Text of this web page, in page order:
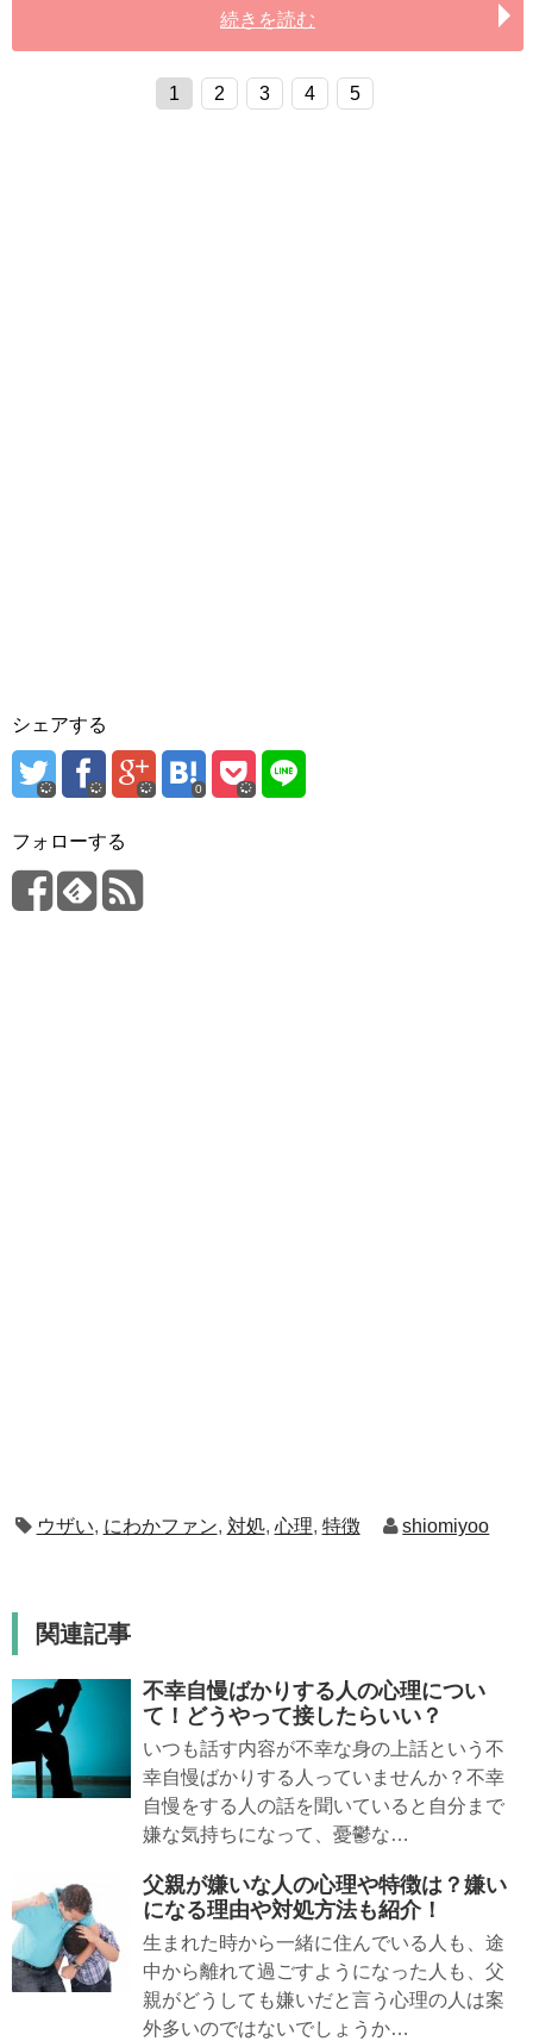
続きを読む
1 2 3 4 5
シェアする
0
フォローする
ウザい, にわかファン, 対処, 心理, 特徴 shiomiyoo
関連記事
不幸自慢ばかりする人の心理につい
て！どうやって接したらいい？
いつも話す内容が不幸な身の上話という不
幸自慢ばかりする人っていませんか？不幸
自慢をする人の話を聞いていると自分まで
嫌な気持ちになって、憂鬱な…
父親が嫌いな人の心理や特徴は？嫌い
になる理由や対処方法も紹介！
生まれた時から一緒に住んでいる人も、途
中から離れて過ごすようになった人も、父
親がどうしても嫌いだと言う心理の人は案
外多いのではないでしょうか…